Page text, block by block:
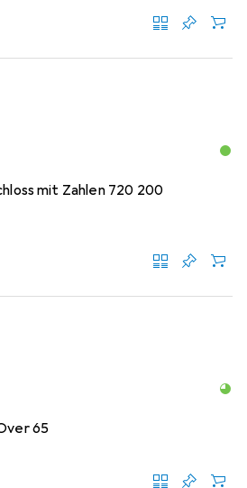
mit Zahlen 720 200
65